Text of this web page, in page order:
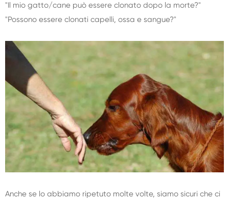
"Il mio gatto/cane può essere clonato dopo la morte?"
"Possono essere clonati capelli, ossa e sangue?"
Anche se lo abbiamo ripetuto molte volte, siamo sicuri che ci